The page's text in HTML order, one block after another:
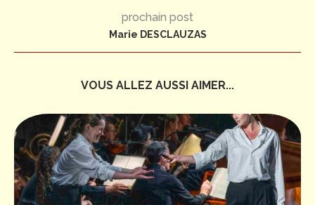
prochain post
Marie DESCLAUZAS
VOUS ALLEZ AUSSI AIMER...